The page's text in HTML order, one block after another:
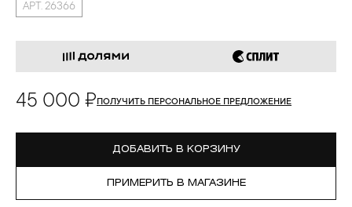
АРТ. 26366
45 000 ₽ ПОЛУЧИТЬ ПЕРСОНАЛЬНОЕ ПРЕДЛОЖЕНИЕ
ДОБАВИТЬ В КОРЗИНУ
ПРИМЕРИТЬ В МАГАЗИНЕ